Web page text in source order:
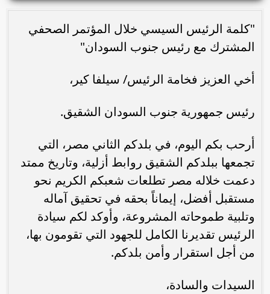
"كلمة الرئيس السيسي خلال المؤتمر الصحفي
المشترك مع رئيس جنوب السودان"
أخي العزيز فخامة الرئيس/ سيلفا كير،
رئيس جمهورية جنوب السودان الشقيق.
أرحب بكم اليوم، في بلدكم الثاني مصر، التي
تجمعها ببلدكم الشقيق روابط أزلية، وتاريخ ممتد
دعمت خلاله مصر تطلعات شعبكم الكريم نحو
مستقبل أفضل، إيماناً بحقه في تحقيق آماله
وتلبية طموحاته المشروعة، وأوكد لكم سيادة
الرئيس تقديرنا الكامل للجهود التي تقومون بها،
من أجل استقرار وأمن بلدكم.
السيدات والسادة،